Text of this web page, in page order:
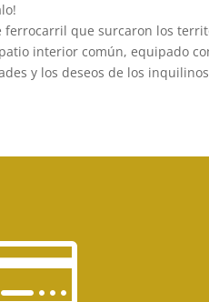
que surcaron los
interior común, equipado
y los deseos de los